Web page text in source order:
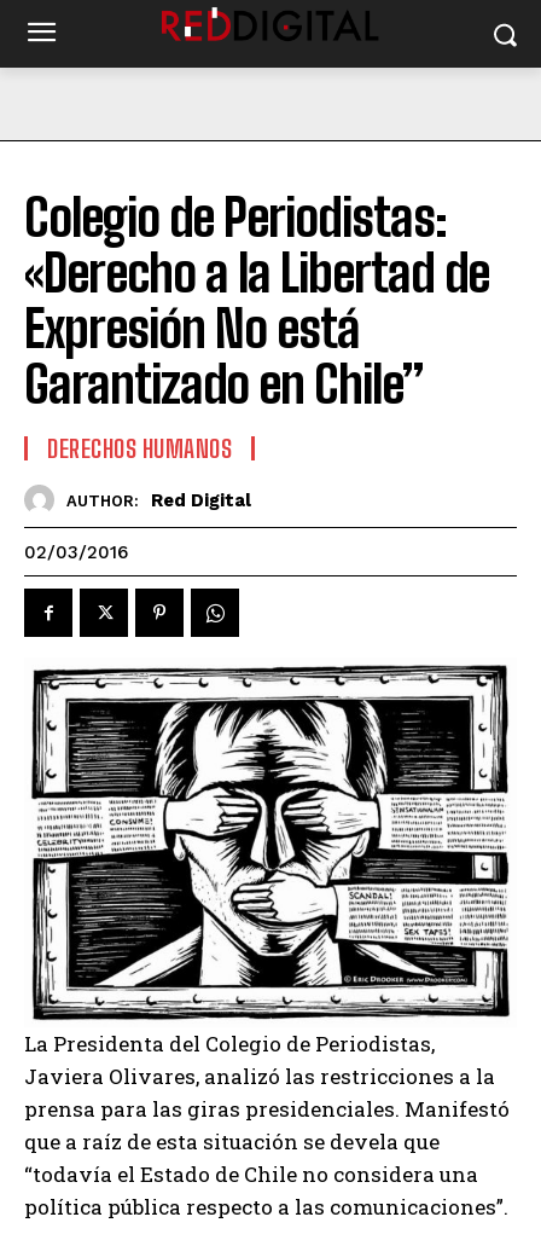
Colegio de Periodistas:
«Derecho a la Libertad de
Expresión No está
Garantizado en Chile”
DERECHOS HUMANOS
AUTHOR: Red Digital
02/03/2016
La Presidenta del Colegio de Periodistas,
Javiera Olivares, analizó las restricciones a la
prensa para las giras presidenciales. Manifestó
que a raíz de esta situación se devela que
“todavía el Estado de Chile no considera una
política pública respecto a las comunicaciones”.